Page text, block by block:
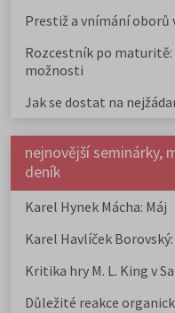
Prestiž a vnímání oborů
Rozcestník po maturitě:
možnosti
Jak se dostat na
nejnovější seminárky,
deník
Karel Hynek Mácha: Máj
Karel Havlíček
Kritika hry M. L. King v
Důležité reakce